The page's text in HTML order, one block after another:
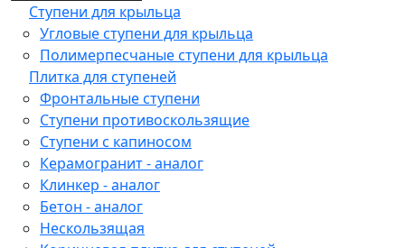
Ступени для крыльца
Угловые ступени для крыльца
Полимерпесчаные ступени для крыльца
Плитка для ступеней
Фронтальные ступени
Ступени противоскользящие
Ступени с капиносом
Керамогранит - аналог
Клинкер - аналог
Бетон - аналог
Нескользящая